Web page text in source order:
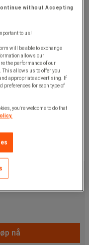
nå
without Accepting
to us!
will be able to exchange
allows our
the performance of our
allows us to offer you
appropriate advertising. If
preferences for each type of
you're welcome to do that